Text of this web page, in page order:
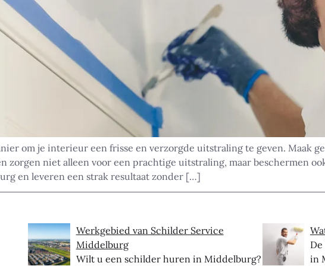
om je interieur een frisse en verzorgde uitstraling te geven. Maak
niet alleen voor een prachtige uitstraling, maar beschermen
en leveren een strak resultaat zonder […]
Werkgebied van Schilder Service
Middelburg
Wilt u een schilder huren in Middelburg?
in